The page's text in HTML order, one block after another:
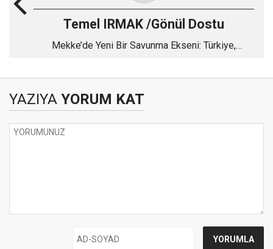
Temel IRMAK /Gönül Dostu
Mekke’de Yeni Bir Savunma Ekseni: Türkiye,
YAZIYA YORUM KAT